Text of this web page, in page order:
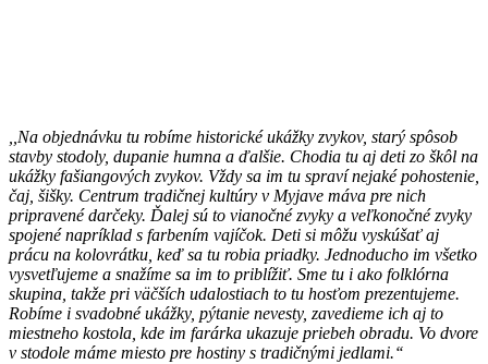
,,Na objednávku tu robíme historické ukážky zvykov, starý spôsob
stavby stodoly, dupanie humna a ďalšie. Chodia tu aj deti zo škôl na
ukážky fašiangových zvykov. Vždy sa im tu spraví nejaké pohostenie,
čaj, šišky. Centrum tradičnej kultúry v Myjave máva pre nich
pripravené darčeky. Ďalej sú to vianočné zvyky a veľkonočné zvyky
spojené napríklad s farbením vajíčok. Deti si môžu vyskúšať aj
prácu na kolovrátku, keď sa tu robia priadky. Jednoducho im všetko
vysvetľujeme a snažíme sa im to priblížiť. Sme tu i ako folklórna
skupina, takže pri väčších udalostiach to tu hosťom prezentujeme.
Robíme i svadobné ukážky, pýtanie nevesty, zavedieme ich aj to
miestneho kostola, kde im farárka ukazuje priebeh obradu. Vo dvore
v stodole máme miesto pre hostiny s tradičnými jedlami.‘‘